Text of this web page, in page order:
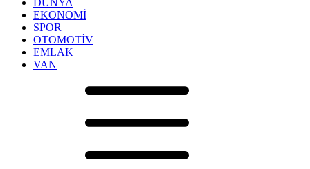
DÜNYA
EKONOMİ
SPOR
OTOMOTİV
EMLAK
VAN